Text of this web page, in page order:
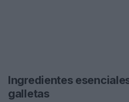
Ingredientes
galletas